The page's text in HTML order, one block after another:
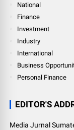
National
Finance
Investment
Industry
International
Business
Personal Finance
EDITOR'S
Media Jurnal